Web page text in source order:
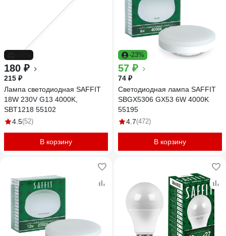
180 ₽
215 ₽
Лампа светодиодная SAFFIT
18W 230V G13 4000K,
SBT1218 55102
4.5(52)
В корзину
-23%
57 ₽
74 ₽
Светодиодная лампа SAFFIT
SBGX5306 GX53 6W 4000K
55195
4.7(472)
В корзину